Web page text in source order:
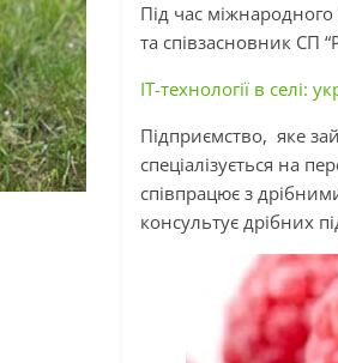
Під час
та співзасновник СП
IT-технології в селі:
Підприємство, яке
спеціалізується на
співпрацює з
консультує дрібних